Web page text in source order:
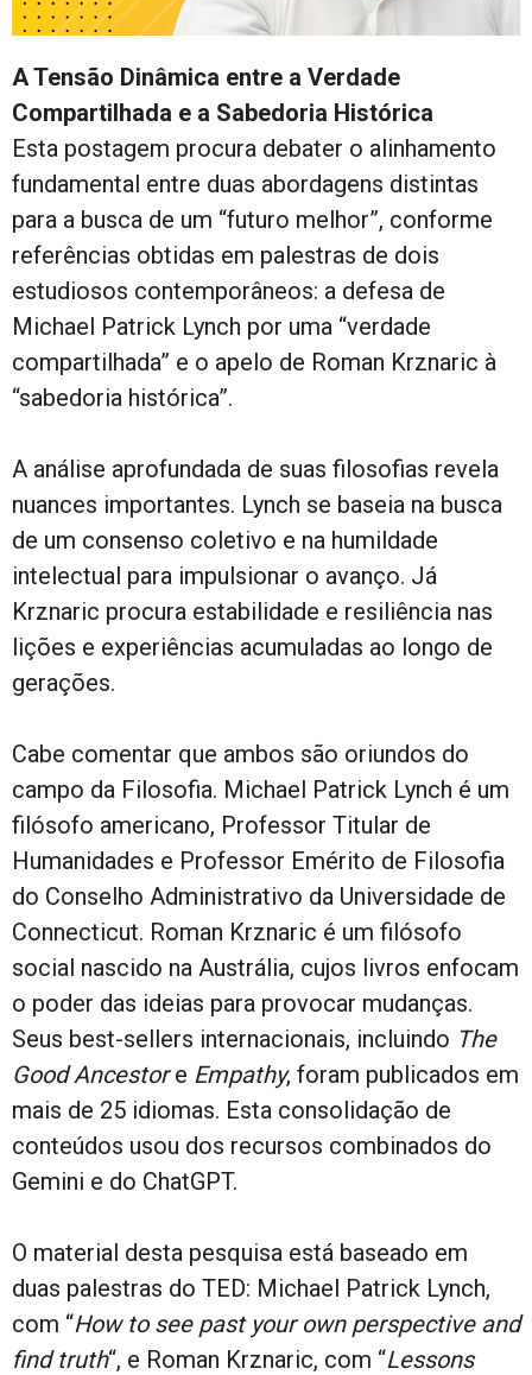
A Tensão Dinâmica entre a Verdade
Compartilhada e a Sabedoria Histórica
Esta postagem procura debater o alinhamento
fundamental entre duas abordagens distintas
para a busca de um “futuro melhor”, conforme
referências obtidas em palestras de dois
estudiosos contemporâneos: a defesa de
Michael Patrick Lynch por uma “verdade
compartilhada” e o apelo de Roman Krznaric à
“sabedoria histórica”.
A análise aprofundada de suas filosofias revela
nuances importantes. Lynch se baseia na busca
de um consenso coletivo e na humildade
intelectual para impulsionar o avanço. Já
Krznaric procura estabilidade e resiliência nas
lições e experiências acumuladas ao longo de
gerações.
Cabe comentar que ambos são oriundos do
campo da Filosofia. Michael Patrick Lynch é um
filósofo americano, Professor Titular de
Humanidades e Professor Emérito de Filosofia
do Conselho Administrativo da Universidade de
Connecticut. Roman Krznaric é um filósofo
social nascido na Austrália, cujos livros enfocam
o poder das ideias para provocar mudanças.
Seus best-sellers internacionais, incluindo The
Good Ancestore Empathy, foram publicados em
mais de 25 idiomas. Esta consolidação de
conteúdos usou dos recursos combinados do
Gemini e do ChatGPT.
O material desta pesquisa está baseado em
duas palestras do TED: Michael Patrick Lynch,
com “How to see past your own perspective and
find truth“, e Roman Krznaric, com “Lessons